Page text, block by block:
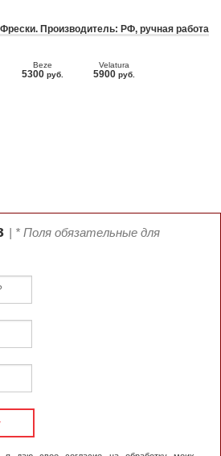
Фрески. Производитель: РФ, ручная работа
Beze
5300 руб.
Velatura
5900 руб.
| * Поля обязательные для